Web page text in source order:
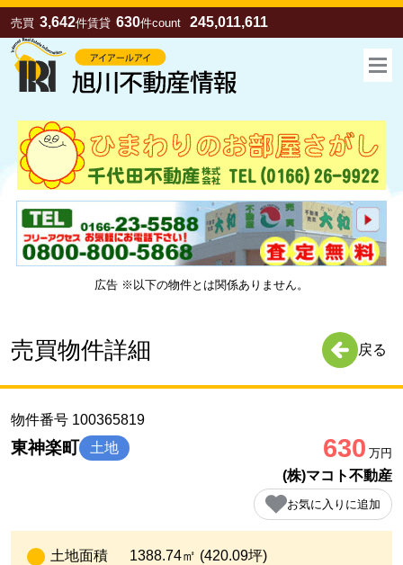
売買 3,642件賃貸 630件count 245,011,611
広告 ※以下の物件とは関係ありません。
売買物件詳細 戻る
物件番号 100365819
東神楽町 土地 630 万円
(株)マコト不動産
お気に入りに追加
土地面積
1388.74㎡ (420.09坪)